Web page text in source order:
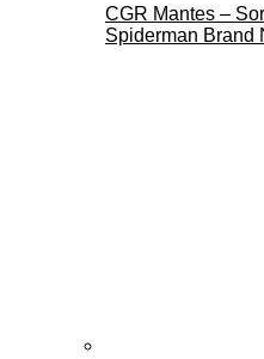
CGR Mantes –
Spiderman Brand